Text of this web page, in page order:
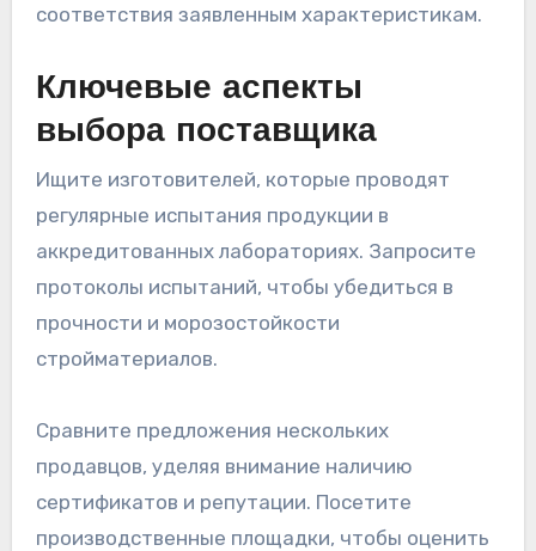
соответствия заявленным характеристикам.
Ключевые аспекты
выбора поставщика
Ищите изготовителей, которые проводят
регулярные испытания продукции в
аккредитованных лабораториях. Запросите
протоколы испытаний, чтобы убедиться в
прочности и морозостойкости
стройматериалов.
Сравните предложения нескольких
продавцов, уделяя внимание наличию
сертификатов и репутации. Посетите
производственные площадки, чтобы оценить